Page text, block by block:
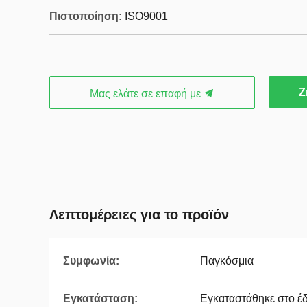
Πιστοποίηση: ISO9001
Μας ελάτε σε επαφή με
Λεπτομέρειες για το προϊόν
Συμφωνία: Παγκόσμια
Εγκατάσταση: Εγκαταστάθηκε στο